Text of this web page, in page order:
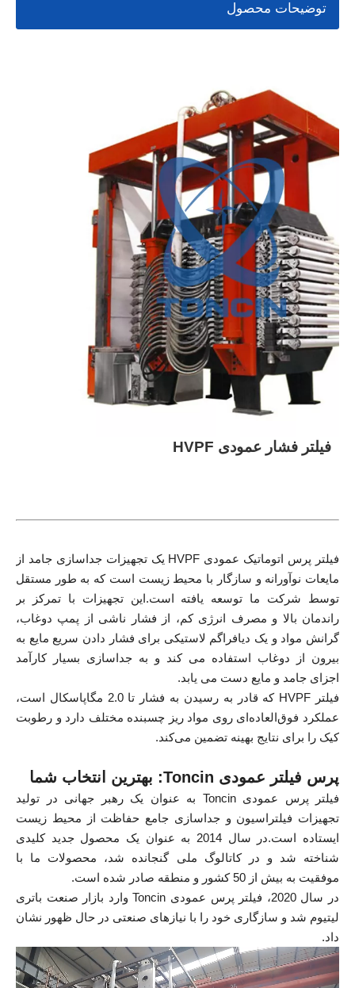
توضیحات محصول
فیلتر فشار عمودی HVPF
فیلتر پرس اتوماتیک عمودی HVPF یک تجهیزات جداسازی جامد از
مایعات نوآورانه و سازگار با محیط زیست است که به طور مستقل
توسط شرکت ما توسعه یافته است.این تجهیزات با تمرکز بر
راندمان بالا و مصرف انرژی کم، از فشار ناشی از پمپ دوغاب،
گرانش مواد و یک دیافراگم لاستیکی برای فشار دادن سریع مایع به
بیرون از دوغاب استفاده می کند و به جداسازی بسیار کارآمد
اجزای جامد و مایع دست می یابد.
فیلتر HVPF که قادر به رسیدن به فشار تا 2.0 مگاپاسکال است،
عملکرد فوق‌العاده‌ای روی مواد ریز چسبنده مختلف دارد و رطوبت
کیک را برای نتایج بهینه تضمین می‌کند.
پرس فیلتر عمودی Toncin: بهترین انتخاب شما
فیلتر پرس عمودی Toncin به عنوان یک رهبر جهانی در تولید
تجهیزات فیلتراسیون و جداسازی جامع حفاظت از محیط زیست
ایستاده است.در سال 2014 به عنوان یک محصول جدید کلیدی
شناخته شد و در کاتالوگ ملی گنجانده شد، محصولات ما با
موفقیت به بیش از 50 کشور و منطقه صادر شده است.
در سال 2020، فیلتر پرس عمودی Toncin وارد بازار صنعت باتری
لیتیوم شد و سازگاری خود را با نیازهای صنعتی در حال ظهور نشان
داد.